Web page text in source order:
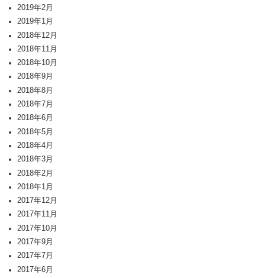
2019年2月
2019年1月
2018年12月
2018年11月
2018年10月
2018年9月
2018年8月
2018年7月
2018年6月
2018年5月
2018年4月
2018年3月
2018年2月
2018年1月
2017年12月
2017年11月
2017年10月
2017年9月
2017年7月
2017年6月